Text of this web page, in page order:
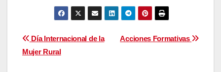
Navegación
de
Acciones Formativas
Día Internacional de la
Mujer Rural